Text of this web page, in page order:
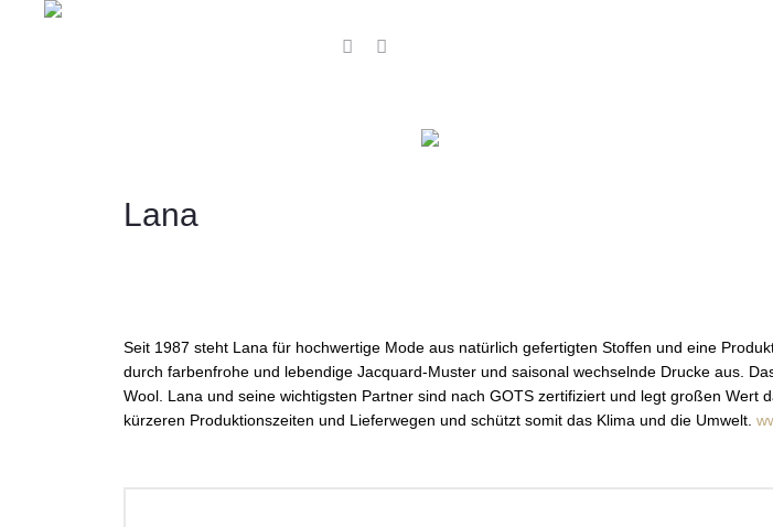
Lana
Seit 1987 steht Lana für hochwertige Mode aus natürlich gefertigten Stoffen und eine
durch farbenfrohe und lebendige Jacquard-Muster und saisonal wechselnde Drucke aus.
Wool. Lana und seine wichtigsten Partner sind nach GOTS zertifiziert und legt großen
kürzeren Produktionszeiten und Lieferwegen und schützt somit das Klima und die Umwelt.